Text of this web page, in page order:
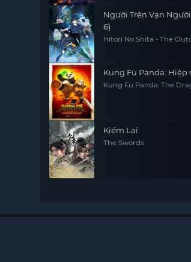
Người Trên Vạn
6)
Hitori No Shita - The
Kung Fu Panda: Hiệp
Kung Fu Panda: The
Kiếm Lai
The Swords